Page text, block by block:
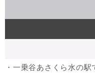
・一乗谷あさくら水の駅